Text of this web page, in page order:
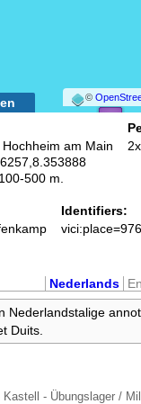
©
am Main
500 m.
Identifiers:
Nederlands
Nederlandstalige
Duits.
Kastell - Übungslager /